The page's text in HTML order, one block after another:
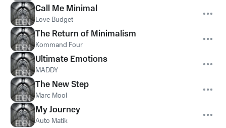
Call Me Minimal
Love Budget
The Return of Minimalism
Kommand Four
Ultimate Emotions
MADDY
The New Step
Marc Mool
My Journey
Auto Matik